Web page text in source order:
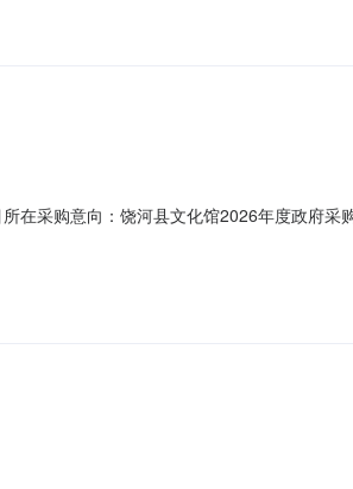
在采购意向：饶河县文化馆2026年度政府采
采购意向是本单位政府采购工作的初步安